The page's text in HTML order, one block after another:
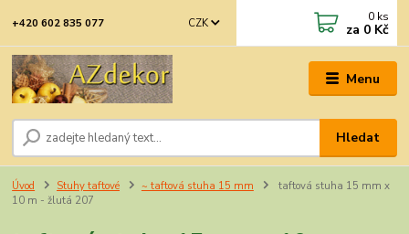
Menu
CZK
Hledat
+420 602 835 077 0 ks
za 0 Kč
Úvod Stuhy taftové ~ taftová stuha 15 mm
taftová stuha 15 mm x
10 m - žlutá 207